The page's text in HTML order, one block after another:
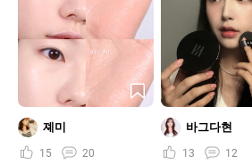
졔미
15 20
바그다현
13 12